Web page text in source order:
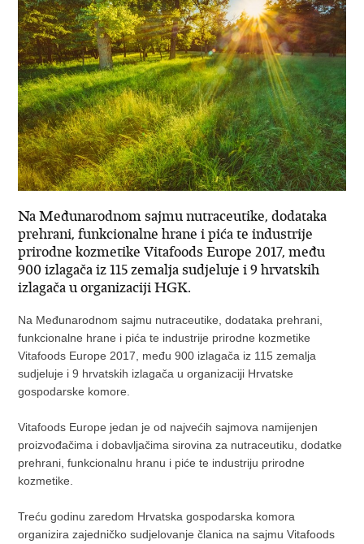
Na Međunarodnom sajmu nutraceutike, dodataka
prehrani, funkcionalne hrane i pića te industrije
prirodne kozmetike Vitafoods Europe 2017, među
900 izlagača iz 115 zemalja sudjeluje i 9 hrvatskih
izlagača u organizaciji HGK.
Na Međunarodnom sajmu nutraceutike, dodataka prehrani,
funkcionalne hrane i pića te industrije prirodne kozmetike
Vitafoods Europe 2017, među 900 izlagača iz 115 zemalja
sudjeluje i 9 hrvatskih izlagača u organizaciji Hrvatske
gospodarske komore.
Vitafoods Europe jedan je od najvećih sajmova namijenjen
proizvođačima i dobavljačima sirovina za nutraceutiku, dodatke
prehrani, funkcionalnu hranu i piće te industriju prirodne
kozmetike.
Treću godinu zaredom Hrvatska gospodarska komora
organizira zajedničko sudjelovanje članica na sajmu Vitafoods